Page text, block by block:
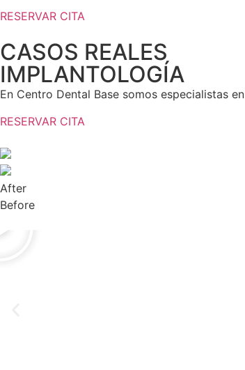
RESERVAR CITA
CASOS REALES
IMPLANTOLOGÍA
En Centro Dental Base somos especialistas en
RESERVAR CITA
After
Before